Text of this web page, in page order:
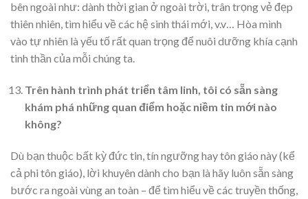
bên ngoài như: dành thời gian ở ngoài trời, trân trọng vẻ đẹp
thiên nhiên, tìm hiểu về các hệ sinh thái mới, v.v… Hòa mình
vào tự nhiên là yếu tố rất quan trọng để nuôi dưỡng khía cạnh
tinh thần của mỗi chúng ta.
Trên hành trình phát triển tâm linh, tôi có sẵn sàng
khám phá những quan điểm hoặc niềm tin mới nào
không?
Dù bạn thuộc bất kỳ đức tin, tín ngưỡng hay tôn giáo này (kể
cả phi tôn giáo), lời khuyên dành cho bạn là hãy luôn sẵn sàng
bước ra ngoài vùng an toàn – để tìm hiểu về các truyền thống,